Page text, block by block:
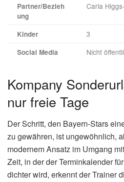
Partner/Bezieh
ung
Carla
Kinder 3
Social Media Nicht
Kompany
nur freie Tage
Der Schritt, den Bayern-Stars
zu gewähren, ist ungewöhnlich,
modernem Ansatz im Umgang
Zeit, in der der Terminkalender
dichter wird, erkennt der Trainer